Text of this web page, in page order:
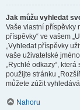
Jak můžu vyhledat
Vaše vlastní příspěvky
příspěvky“ ve vašem
„Vyhledat příspěvky
vaše uživatelské
„Rychlé odkazy“,
použijte stránku
můžete zúžit
Nahoru